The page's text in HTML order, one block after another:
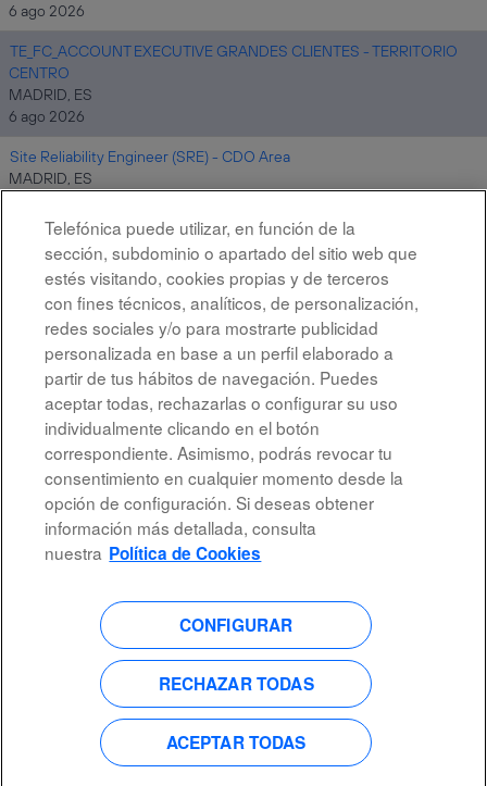
6 ago 2026
TE_FC_ACCOUNT EXECUTIVE GRANDES CLIENTES - TERRITORIO
CENTRO
MADRID, ES
6 ago 2026
Site Reliability Engineer (SRE) - CDO Area
MADRID, ES
Resultados
Aviso legal
Accesibilidad
Protección de datos
e
r
e
u
S
e
a
b
r
e
e
n
u
n
e
a
b
r
e
e
n
u
n
Telefónica puede utilizar, en función de la
sección, subdominio o apartado del sitio web que
estés visitando, cookies propias y de terceros
con fines técnicos, analíticos, de personalización,
redes sociales y/o para mostrarte publicidad
personalizada en base a un perfil elaborado a
partir de tus hábitos de navegación. Puedes
aceptar todas, rechazarlas o configurar su uso
individualmente clicando en el botón
correspondiente. Asimismo, podrás revocar tu
consentimiento en cualquier momento desde la
opción de configuración. Si deseas obtener
información más detallada, consulta
nuestra Política de Cookies
CONFIGURAR
RECHAZAR TODAS
ACEPTAR TODAS